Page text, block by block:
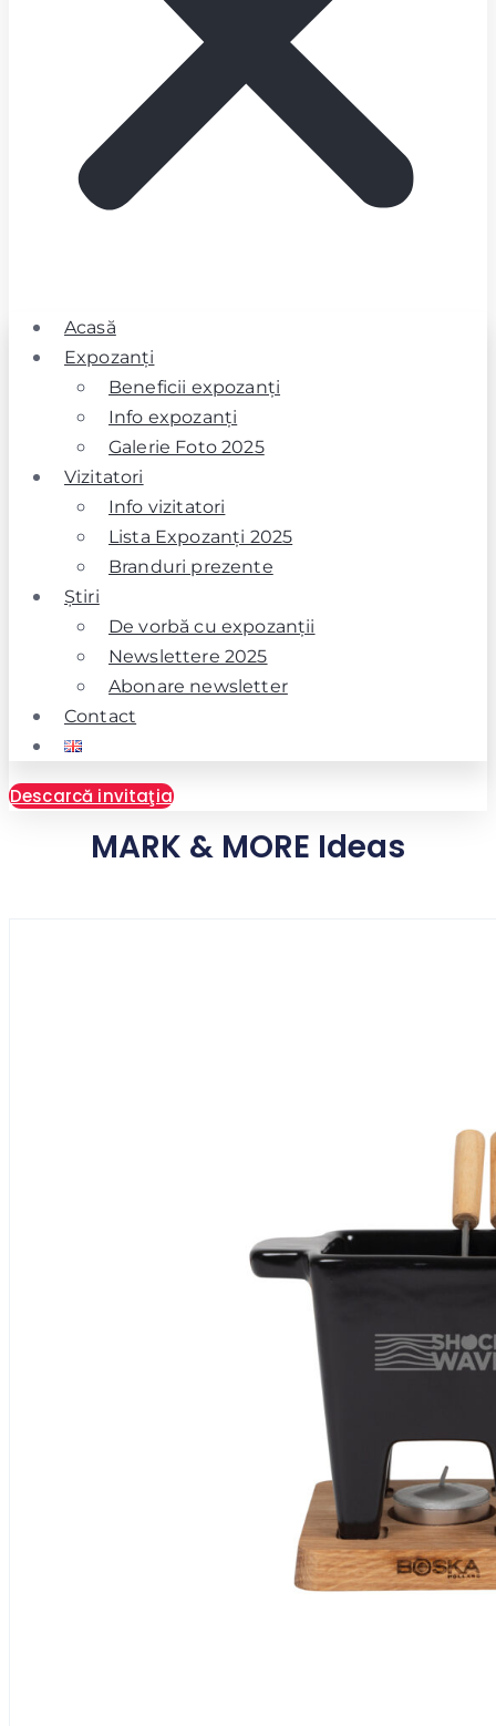
Acasă
Expozanţi
Beneficii expozanţi
Info expozanţi
Galerie Foto 2025
Vizitatori
Info vizitatori
Lista Expozanţi 2025
Branduri prezente
Ştiri
De vorbă cu expozanţii
Newslettere 2025
Abonare newsletter
Contact
Descarcă invitaţia
MARK & MORE Ideas